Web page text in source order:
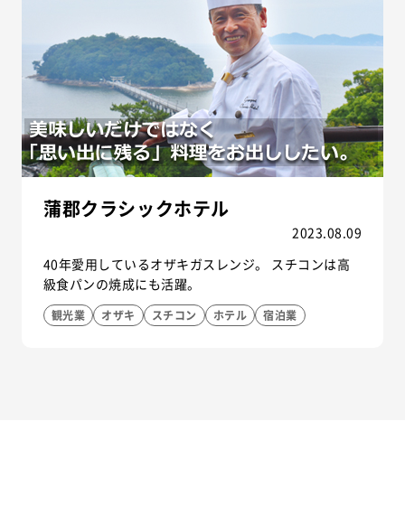
蒲郡クラシックホテル
2023.08.09
40年愛用しているオザキガスレンジ。 スチコンは高
級食パンの焼成にも活躍。
観光業 オザキ スチコン ホテル 宿泊業